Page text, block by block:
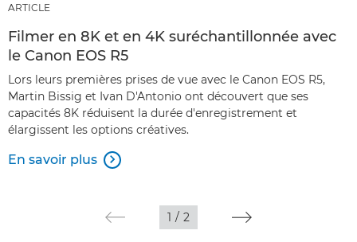
ARTICLE
Filmer en 8K et en 4K suréchantillonnée avec
le Canon EOS R5
Lors leurs premières prises de vue avec le Canon EOS R5,
Martin Bissig et Ivan D'Antonio ont découvert que ses
capacités 8K réduisent la durée d'enregistrement et
élargissent les options créatives.
En savoir plus 
1 / 2